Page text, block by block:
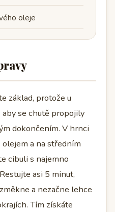
oleje
základ, protože u
se chutě propojily
dokončením. V hrnci
a na středním
cibuli s najemno
asi 5 minut,
a nezačne lehce
Tím získáte